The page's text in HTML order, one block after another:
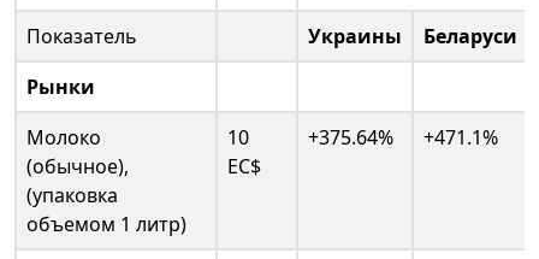
Показатель Украины
Беларуси
Рынки
Молоко
(обычное),
(упаковка
объемом 1 литр)
10
EC$
+375.64% +471.1%